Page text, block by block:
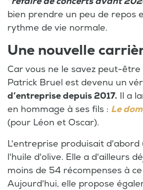
bien prendre un peu de repos
rythme de vie normale.
Une nouvelle
Car vous ne le savez peut-être
Patrick Bruel est devenu un
d’entreprise depuis 2017. Il a
en hommage à ses fils : Le
(pour Léon et Oscar).
L'entreprise produisait d'abord
l'huile d'olive. Elle a d'ailleurs
moins de 54 récompenses à
Aujourd'hui, elle propose